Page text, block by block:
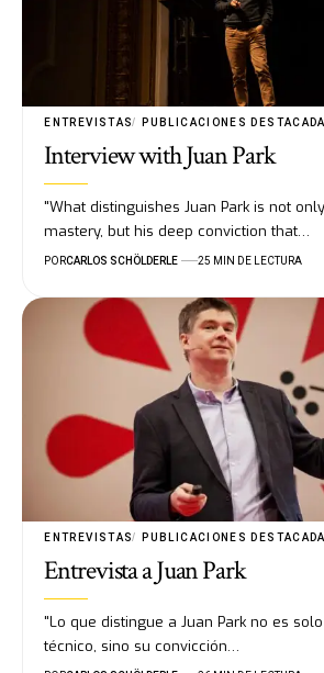
ENTREVISTAS PUBLICACIONES
Interview with Juan Park
"What distinguishes Juan Park is not
mastery, but his deep conviction that…
PORCARLOS SCHÖLDERLE 25 MIN DE LECTURA
ENTREVISTAS PUBLICACIONES
Entrevista a Juan Park
"Lo que distingue a Juan Park no es
técnico, sino su convicción…